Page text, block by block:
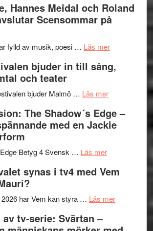
I
Delvis
genrens
terräng
på
Hannes Meidal och Roland
Scensommar på
fylld av musik, poesi … Läs merom
Endre,
Roland
Pöntinen
Artipelag
bjuder in till sång,
och teater
bjuder Malmö … Läs merom
bjuder
in
samtal
teater
The Shadow´s Edge –
med en Jackie
Betyg 4 Svensk … Läs merom
The
´s
synas i tv4 med Vem
2026 har Vem kan styra … Läs merom
av tv-serie: Svärtan –